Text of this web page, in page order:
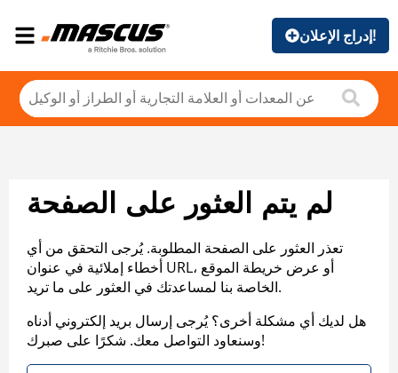
إدراج الإعلان!
لم يتم العثور على الصفحة
تعذر العثور على الصفحة المطلوبة. يُرجى التحقق من أي
أخطاء إملائية في عنوان URL، أو عرض خريطة الموقع
الخاصة بنا لمساعدتك في العثور على ما تريد.
هل لديك أي مشكلة أخرى؟ يُرجى إرسال بريد إلكتروني أدناه
وسنعاود التواصل معك. شكرًا على صبرك!